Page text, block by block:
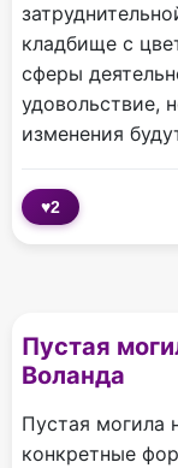
кладбище с
сферы
удовольствие,
изменения
♥2
Пустая
Воланда
Пустая могила
конкретные